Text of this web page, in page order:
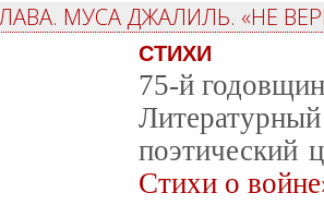
МУСА ДЖАЛИЛЬ. «НЕ
СТИХИ
75-й
поэтический
Стихи о